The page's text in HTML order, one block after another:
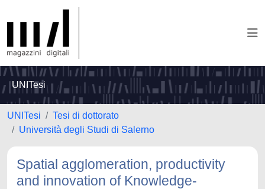
UNITesi
UNITesi
Tesi di dottorato
Università degli Studi di Salerno
Spatial agglomeration, productivity
and innovation of Knowledge-